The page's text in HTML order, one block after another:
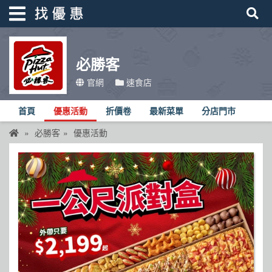
必勝客
官網 速食店
首頁 優惠活動 折價卷 最新菜單 分店門市
必勝客 優惠活動
找優惠
首頁
優惠活動
折價卷
線上DM
找菜單
品牌總覽